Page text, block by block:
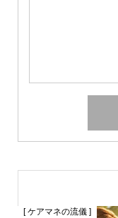
[ ケアマネの流儀 ]